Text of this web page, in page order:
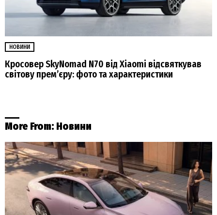
НОВИНИ
Кросовер SkyNomad N70 від Xiaomi відсвяткував
світову прем’єру: фото та характеристики
More From: Новини